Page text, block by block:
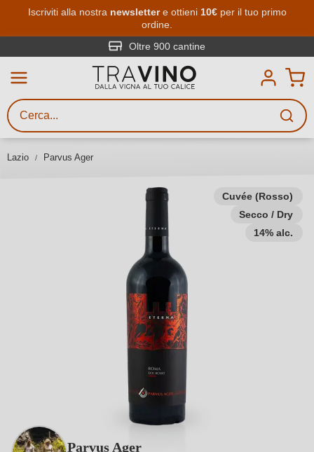
Passa al contenuto principale
Iscriviti alla nostra newslettere ottieni 10€per il tuo primo
ordine.
Oltre 900 cantine
Lazio Parvus Ager
Cuvée (Rosso)
Secco / Dry
14% alc.
Parvus Ager
Ricerca vini
Inserisci almeno 3 caratteri
gusto, occasione, nome del vino,
vitigno, regione, cantina o altri